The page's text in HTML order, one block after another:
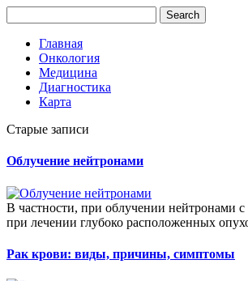
Главная
Онкология
Медицина
Диагностика
Карта
Старые записи
Облучение нейтронами
В частности, при облучении нейтронами
при лечении глубоко расположенных
Рак крови: виды, причины, симптомы